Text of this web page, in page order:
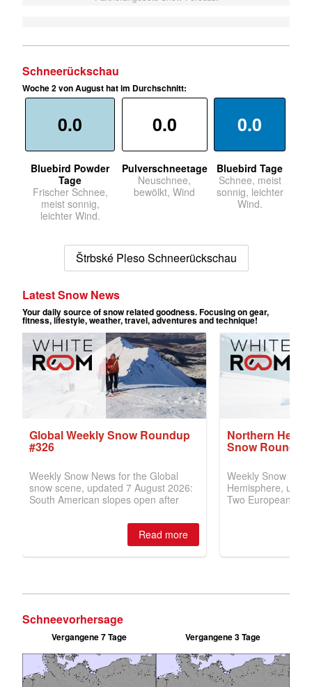
Schneerückschau
Woche 2 von August hat im Durchschnitt:
0.0
Bluebird Powder
Tage
Frischer Schnee,
meist sonnig,
leichter Wind.
0.0
Pulverschneetage
Neuschnee,
bewölkt, Wind
0.0
Bluebird Tage
Schnee, meist
sonnig, leichter
Wind.
Štrbské Pleso Schneerückschau
Schneevorhersage
Vergangene 7 Tage Vergangene 3 Tage